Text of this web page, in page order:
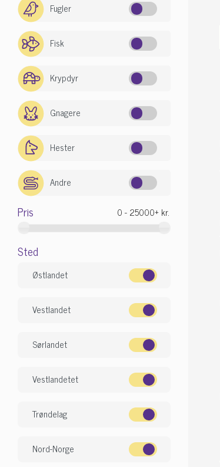
Fugler
Fisk
Krypdyr
Gnagere
Hester
Andre
Pris
Sted
Østlandet
Vestlandet
Sørlandet
Vestlandetet
Trøndelag
Nord-Norge